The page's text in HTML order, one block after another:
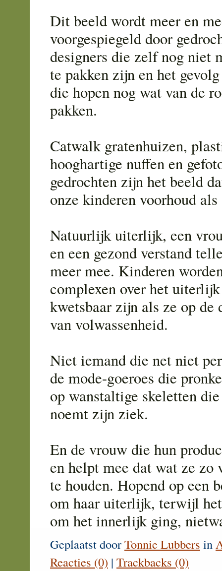
Dit beeld wordt meer en
voorgespiegeld door
designers die zelf nog niet
te pakken zijn en het
die hopen nog wat van de
pakken.
Catwalk gratenhuizen,
hooghartige nuffen en
gedrochten zijn het beeld
onze kinderen voorhoud
Natuurlijk uiterlijk, een
en een gezond verstand
meer mee. Kinderen
complexen over het
kwetsbaar zijn als ze op de
van volwassenheid.
Niet iemand die net niet
de mode-goeroes die
op wanstaltige skeletten
noemt zijn ziek.
En de vrouw die hun
en helpt mee dat wat ze zo
te houden. Hopend op een
om haar uiterlijk, terwijl
om het innerlijk ging,
Geplaatst doorTonnie Lubbers in
Reacties (0) | Trackbacks (0)